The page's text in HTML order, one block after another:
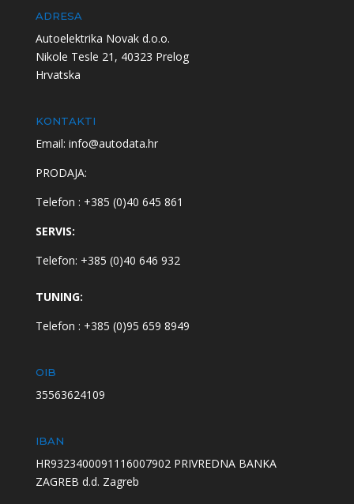
ADRESA
Autoelektrika Novak d.o.o.
Nikole Tesle 21, 40323 Prelog
Hrvatska
KONTAKTI
Email: info@autodata.hr
PRODAJA:
Telefon : +385 (0)40 645 861
SERVIS:
Telefon: +385 (0)40 646 932
TUNING:
Telefon : +385 (0)95 659 8949
OIB
35563624109
IBAN
HR9323400091116007902 PRIVREDNA BANKA
ZAGREB d.d. Zagreb